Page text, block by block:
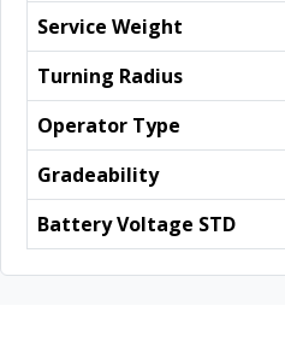
Service Weight
Turning Radius
Operator Type
Gradeability
Battery Voltage STD